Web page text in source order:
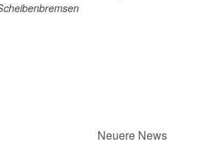
Neuere News